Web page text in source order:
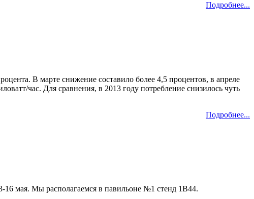
Подробнее...
В марте снижение составило более 4,5 процентов, в апреле
час. Для сравнения, в 2013 году потребление снизилось чуть
Подробнее...
мая. Мы располагаемся в павильоне №1 стенд 1B44.